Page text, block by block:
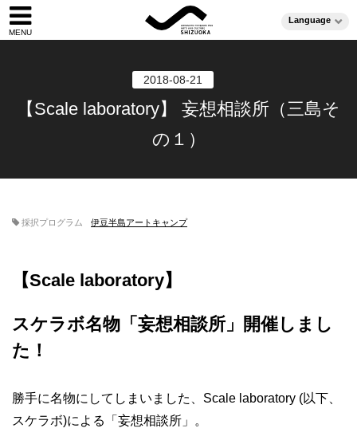
Language
2018-08-21
【Scale laboratory】 妄想相談所（三島そ
の１）
採択プログラム 伊豆半島アートキャンプ
【Scale laboratory】
スケラボ名物「妄想相談所」開催しまし
た！
勝手に名物にしてしまいました、Scale laboratory (以下、
スケラボ)による「妄想相談所」。